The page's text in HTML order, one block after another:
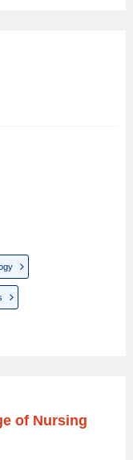
of Nursing